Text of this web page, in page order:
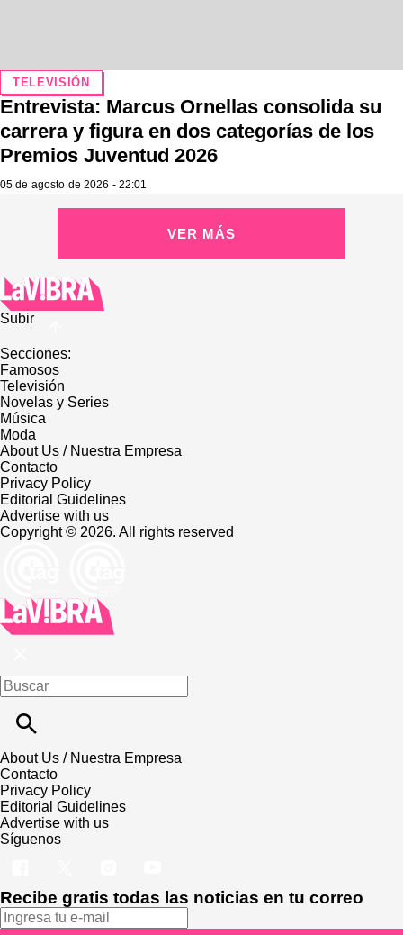
TELEVISIÓN
Entrevista: Marcus Ornellas consolida su
carrera y figura en dos categorías de los
Premios Juventud 2026
05 de agosto de 2026 - 22:01
VER MÁS
Subir
Secciones:
Famosos
Televisión
Novelas y Series
Música
Moda
About Us / Nuestra Empresa
Contacto
Privacy Policy
Editorial Guidelines
Advertise with us
Copyright © 2026. All rights reserved
About Us / Nuestra Empresa
Contacto
Privacy Policy
Editorial Guidelines
Advertise with us
Síguenos
Recibe gratis todas las noticias en tu correo